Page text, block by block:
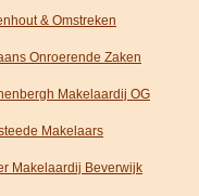
& Omstreken
Onroerende Zaken
Makelaardij OG
Makelaars
Makelaardij Beverwijk